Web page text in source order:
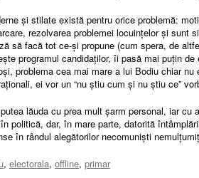
și stilate există pentru orice problemă:
rezolvarea problemei locuințelor și sunt
să facă tot ce-și propune (cum spera, de
programul candidaților, îi pasă mai puțin
problema cea mai mare a lui Bodiu chiar
ei vor un “nu știu cum și nu știu ce”
lăuda cu prea mult șarm personal, iar cu
politică, dar, în mare parte, datorită
în rândul alegătorilor necomuniști
, electorala, offline, primar